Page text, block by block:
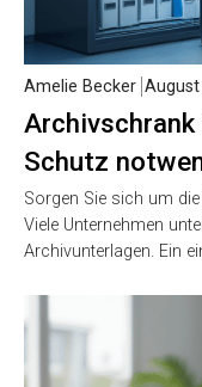
Schutz
Amelie Becker
Sorgen Sie sich um
Viele Unternehmen
Archivunterlagen. Ein